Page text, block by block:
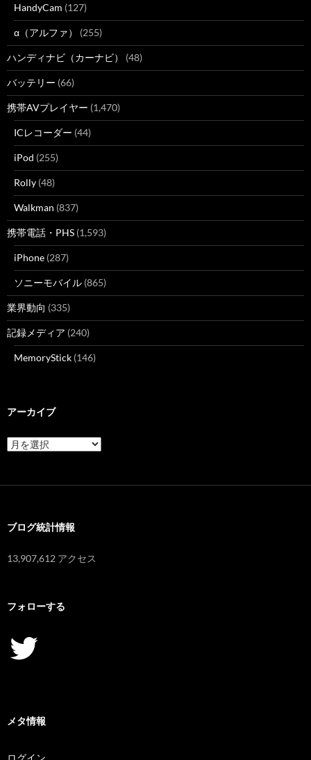
HandyCam (127)
α（アルファ） (255)
ハンディナビ（カーナビ） (48)
バッテリー (66)
携帯AVプレイヤー (1,470)
ICレコーダー (44)
iPod (255)
Rolly (48)
Walkman (837)
携帯電話・PHS (1,593)
iPhone (287)
ソニーモバイル (865)
業界動向 (335)
記録メディア (240)
MemoryStick (146)
アーカイブ
ア
ー
ブログ統計情報
13,907,612 アクセス
フォローする
Twitter
メタ情報
ログイン